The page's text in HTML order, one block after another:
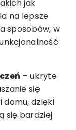
jak
na lepsze
sposobów, w
– ukryte
się
dzięki
się bardziej